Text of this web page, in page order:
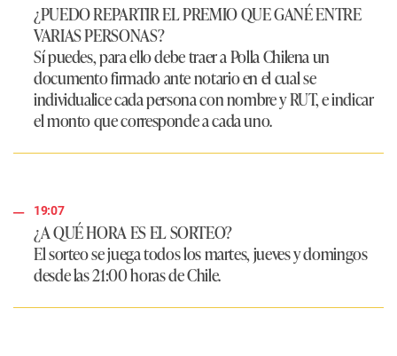
¿PUEDO REPARTIR EL PREMIO QUE GANÉ ENTRE
VARIAS PERSONAS?
Sí puedes, para ello debe traer a Polla Chilena un
documento firmado ante notario en el cual se
individualice cada persona con nombre y RUT, e indicar
el monto que corresponde a cada uno.
19:07
¿A QUÉ HORA ES EL SORTEO?
El sorteo se juega todos los martes, jueves y domingos
desde las 21:00 horas de Chile.